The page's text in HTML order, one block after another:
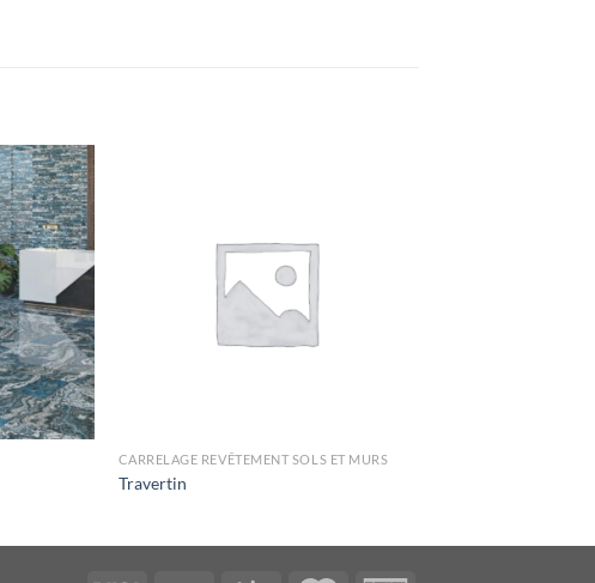
CARRELAGE REVÊTEMENT SOLS ET MURS
Travertin